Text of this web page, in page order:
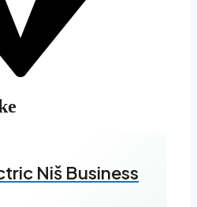
Niš Business